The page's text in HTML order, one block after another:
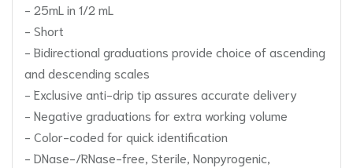
- 25mL in 1/2 mL
- Short
- Bidirectional graduations provide choice of ascending
and descending scales
- Exclusive anti-drip tip assures accurate delivery
- Negative graduations for extra working volume
- Color-coded for quick identification
- DNase-/RNase-free, Sterile, Nonpyrogenic,